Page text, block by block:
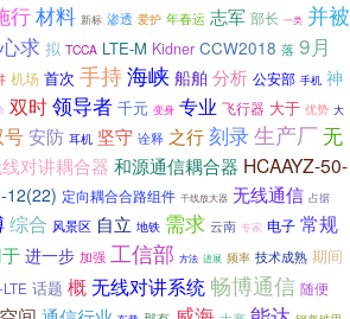
行材料 新标 渗透 爱护 年春运 志军 部长 一类 并被
心求 拟 TCCA LTE-M Kidner CCW2018 落 9月
机场 首次 手持海峡 船舶 分析 公安部 手机 神
双时领导者 千元 变身 专业 飞行器 大于 优势 大
安防 耳机 坚守 诠释 之行刻录生产厂无
对讲耦合器 和源通信耦合器 HCAAYZ-50-
12(22) 定向耦合合路组件 干线放大器 无线通信 占据
综合 风景区 自立 地铁 需求 云南 专家 电子 常规
进一步 加强 工信部 方法 进展 频率 技术成熟 期间
话题 概无线对讲系统 畅博通信 随便